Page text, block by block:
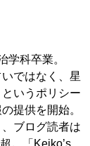
学科卒業。
ではなく、星
いうポリシー
提供を開始。
ブログ読者は